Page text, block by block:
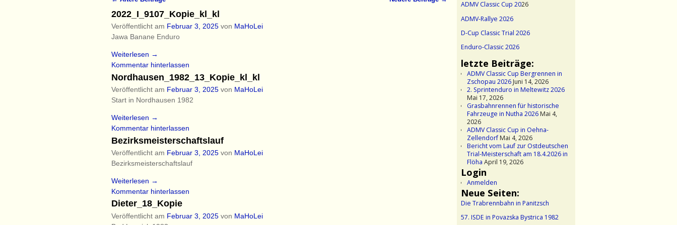
Artikelnavigation
2022_I_9107_Kopie_kl_kl
Veröffentlicht am Februar 3, 2025 von MaHoLei
Jawa Banane Enduro
Weiterlesen →
Kommentar hinterlassen
Nordhausen_1982_13_Kopie_kl_kl
Veröffentlicht am Februar 3, 2025 von MaHoLei
Start in Nordhausen 1982
Weiterlesen →
Kommentar hinterlassen
Bezirksmeisterschaftslauf
Veröffentlicht am Februar 3, 2025 von MaHoLei
Bezirksmeisterschaftslauf
Weiterlesen →
Kommentar hinterlassen
Dieter_18_Kopie
Veröffentlicht am Februar 3, 2025 von MaHoLei
ADMV Classic Cup 2026
ADMV-Rallye 2026
D-Cup Classic Trial 2026
Enduro-Classic 2026
letzte Beiträge:
ADMV Classic Cup Bergrennen in
Zschopau 2026Juni 14, 2026
2. Sprintenduro in Meltewitz 2026
Mai 17, 2026
Grasbahnrennen für historische
Fahrzeuge in Nutha 2026Mai 4,
2026
ADMV Classic Cup in Oehna-
ZellendorfMai 4, 2026
Bericht vom Lauf zur Ostdeutschen
Trial-Meisterschaft am 18.4.2026 in
Flöha April 19, 2026
Login
Anmelden
Neue Seiten:
Die Trabrennbahn in Panitzsch
57. ISDE in Povazska Bystrica 1982